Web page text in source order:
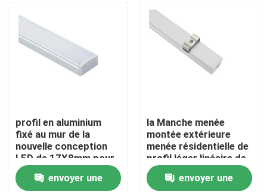
Visite d'usine
Contrôle de qualité
Nouvelles
Profil monté extérieur de LED
profil en aluminium
fixé au mur de la
nouvelle conception
LED de 17X8mm pour
l'éclairage de cuisine
envoyer une
la Manche menée
montée extérieure
menée résidentielle de
profil léger linéaire de
17x15mm
envoyer une